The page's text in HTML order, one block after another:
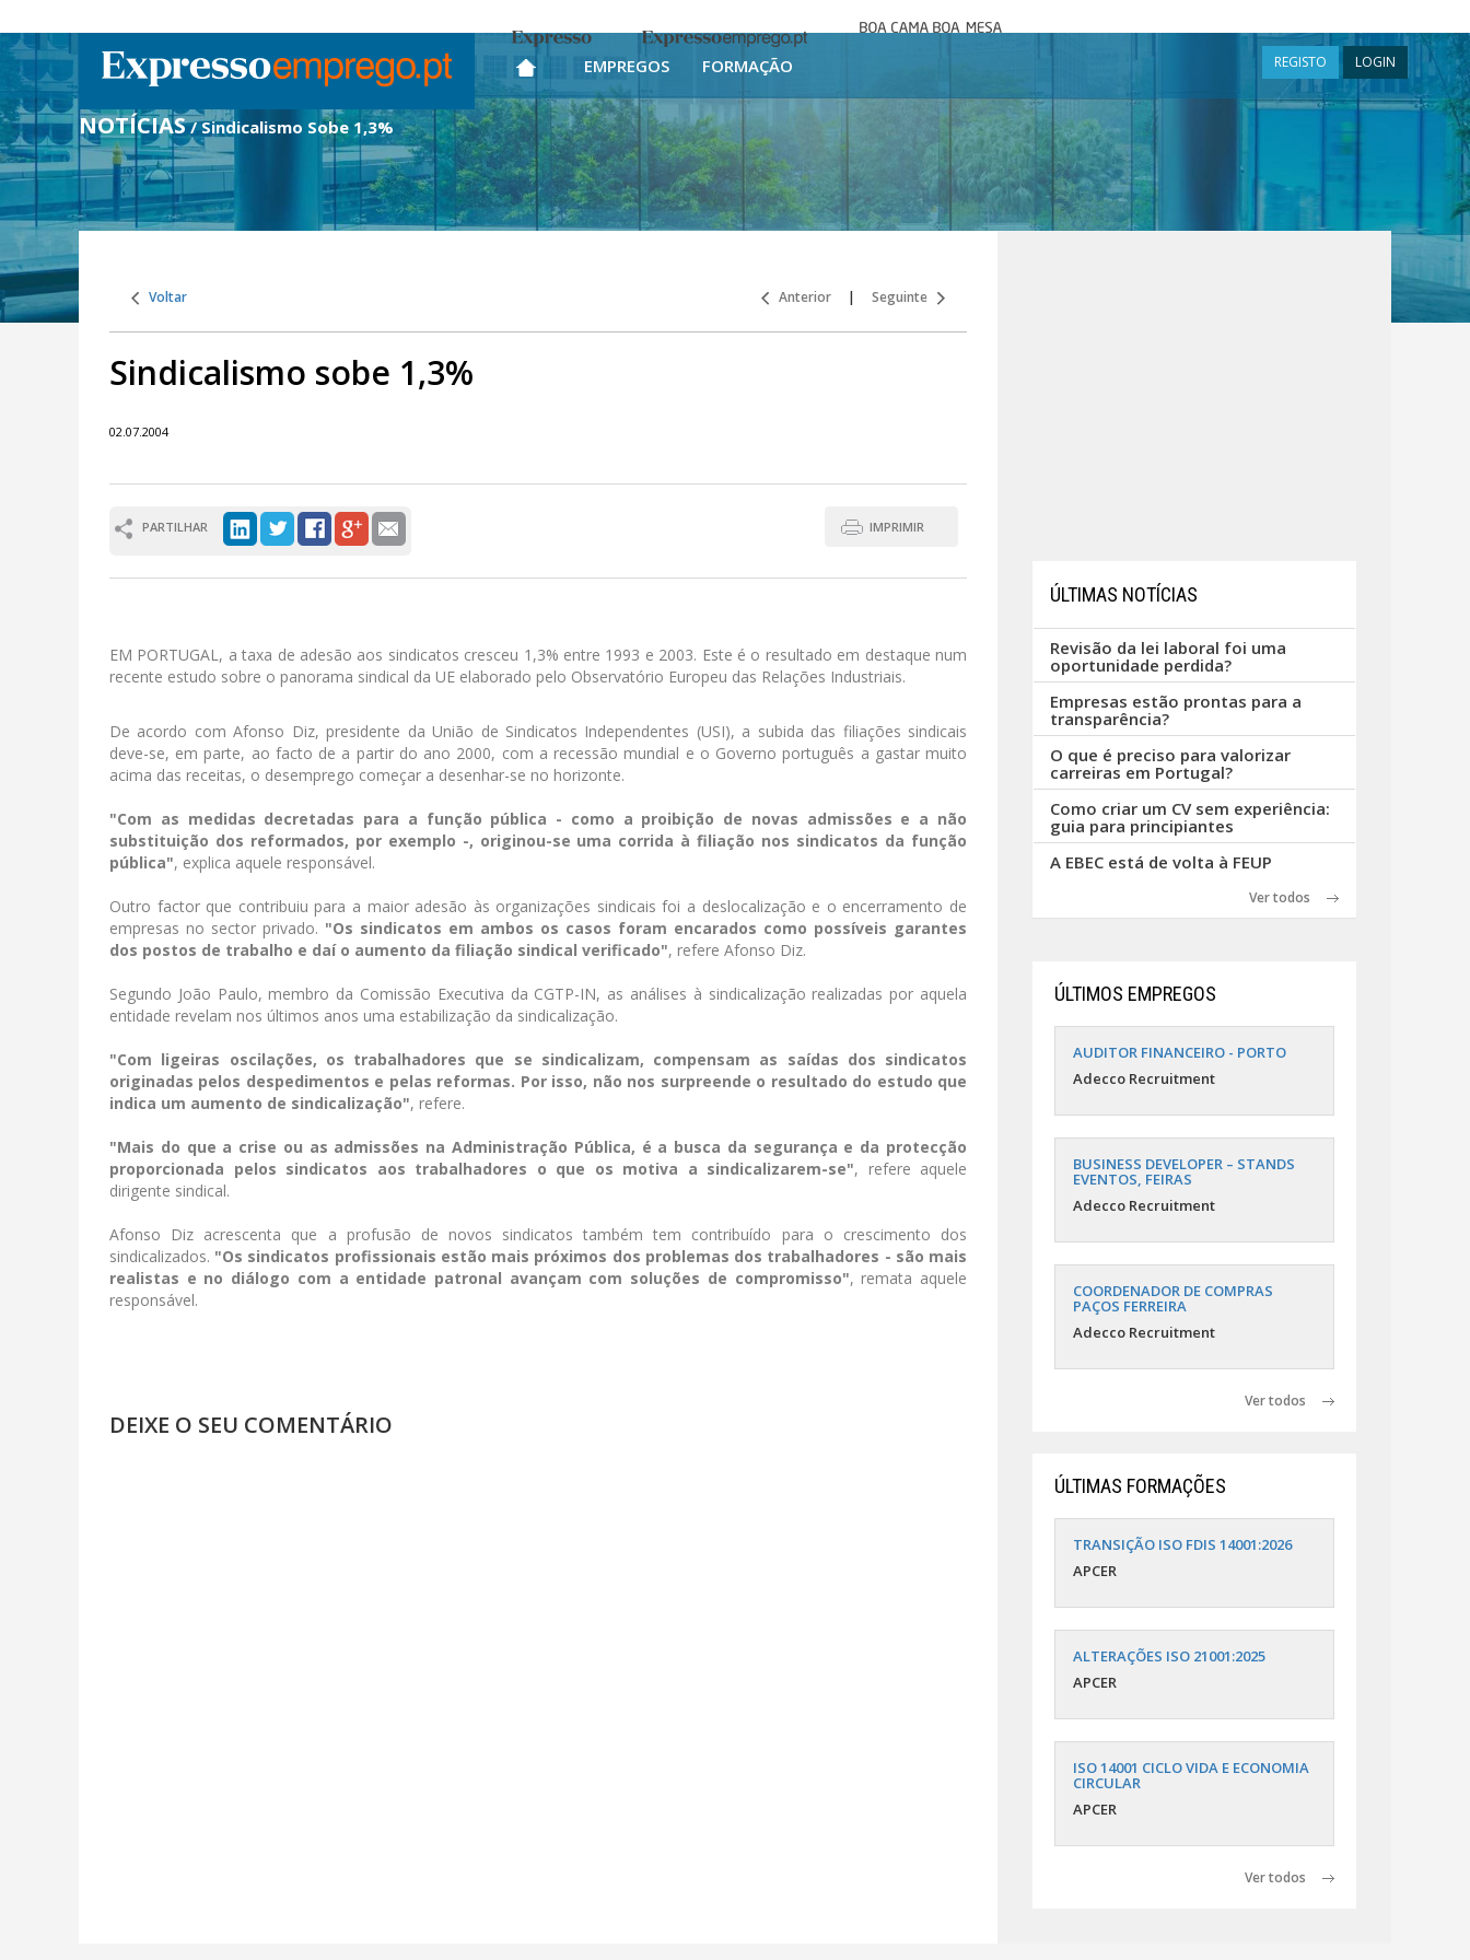
Expresso Expresso Emprego
mesa
EMPREGOS FORMAÇÃO REGISTO LOGIN
NOTÍCIAS / Sindicalismo Sobe 1,3%
Voltar Anterior | Seguinte
Sindicalismo sobe 1,3%
02.07.2004
PARTILHAR IMPRIMIR
EM PORTUGAL, a taxa de adesão aos sindicatos cresceu 1,3% entre 1993 e 2003. Este é o resultado em destaque num
recente estudo sobre o panorama sindical da UE elaborado pelo Observatório Europeu das Relações Industriais.
De acordo com Afonso Diz, presidente da União de Sindicatos Independentes (USI), a subida das filiações sindicais
deve-se, em parte, ao facto de a partir do ano 2000, com a recessão mundial e o Governo português a gastar muito
acima das receitas, o desemprego começar a desenhar-se no horizonte.
"Com as medidas decretadas para a função pública - como a proibição de novas admissões e a não
substituição dos reformados, por exemplo -, originou-se uma corrida à filiação nos sindicatos da função
pública", explica aquele responsável.
Outro factor que contribuiu para a maior adesão às organizações sindicais foi a deslocalização e o encerramento de
empresas no sector privado. "Os sindicatos em ambos os casos foram encarados como possíveis garantes
dos postos de trabalho e daí o aumento da filiação sindical verificado", refere Afonso Diz.
Segundo João Paulo, membro da Comissão Executiva da CGTP-IN, as análises à sindicalização realizadas por aquela
entidade revelam nos últimos anos uma estabilização da sindicalização.
"Com ligeiras oscilações, os trabalhadores que se sindicalizam, compensam as saídas dos sindicatos
originadas pelos despedimentos e pelas reformas. Por isso, não nos surpreende o resultado do estudo que
indica um aumento de sindicalização", refere.
"Mais do que a crise ou as admissões na Administração Pública, é a busca da segurança e da protecção
proporcionada pelos sindicatos aos trabalhadores o que os motiva a sindicalizarem-se", refere aquele
dirigente sindical.
Afonso Diz acrescenta que a profusão de novos sindicatos também tem contribuído para o crescimento dos
sindicalizados. "Os sindicatos profissionais estão mais próximos dos problemas dos trabalhadores - são mais
realistas e no diálogo com a entidade patronal avançam com soluções de compromisso", remata aquele
responsável.
DEIXE O SEU COMENTÁRIO
ÚLTIMAS NOTÍCIAS
Revisão da lei laboral foi uma
oportunidade perdida?
Empresas estão prontas para a
transparência?
O que é preciso para valorizar
carreiras em Portugal?
Como criar um CV sem experiência:
guia para principiantes
A EBEC está de volta à FEUP
Ver todos
ÚLTIMOS EMPREGOS
AUDITOR FINANCEIRO - PORTO
Adecco Recruitment
BUSINESS DEVELOPER – STANDS
EVENTOS, FEIRAS
Adecco Recruitment
COORDENADOR DE COMPRAS
PAÇOS FERREIRA
Adecco Recruitment
Ver todos
ÚLTIMAS FORMAÇÕES
TRANSIÇÃO ISO FDIS 14001:2026
APCER
ALTERAÇÕES ISO 21001:2025
APCER
ISO 14001 CICLO VIDA E ECONOMIA
CIRCULAR
APCER
Ver todos